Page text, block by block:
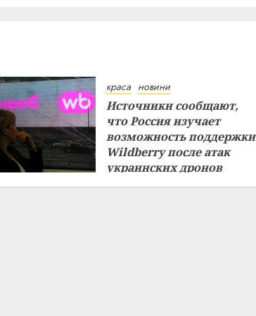
краса новини
Источники сообщают,
что Россия изучает
возможность поддержки
Wildberry после атак
украинских дронов
29.07.2026